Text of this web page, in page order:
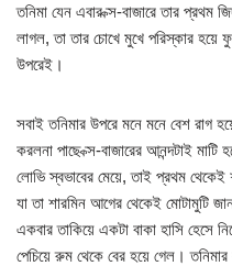
তনিমা যেন এবার ক্স-বাজারে তার প্রথম
লাগল, তা তার চোখে মুখে পরিস্কার হয়ে
উপরেই।
সবাই তনিমার উপরে মনে মনে বেশ রাগ
করলনা পাছে ক্স-বাজারের আনন্দটাই
লোভি স্বভাবের মেয়ে, তাই প্রথম থেকেই
যা তা শারমিন আগের থেকেই মোটামুটি
একবার তাকিয়ে একটা বাকা হাসি হেসে
পেচিয়ে রুম থেকে বের হয়ে গেল।